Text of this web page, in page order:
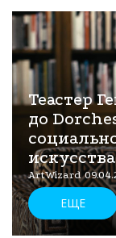
Теастер
до
искусства
ArtWizard
ЕЩЕ